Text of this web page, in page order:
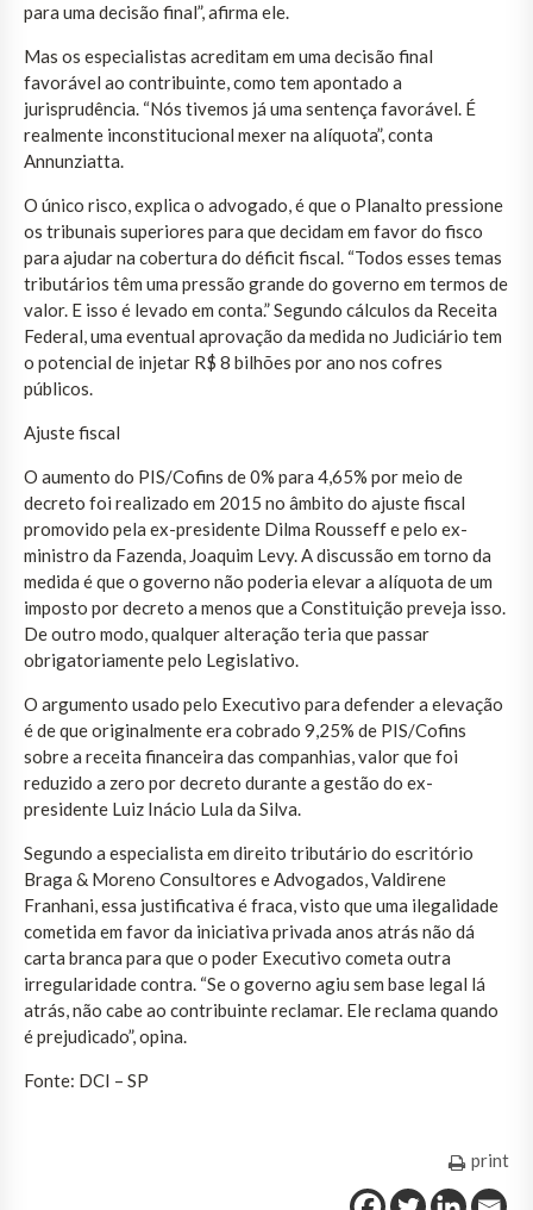
para uma decisão final”, afirma ele.
Mas os especialistas acreditam em uma decisão final
favorável ao contribuinte, como tem apontado a
jurisprudência. “Nós tivemos já uma sentença favorável. É
realmente inconstitucional mexer na alíquota”, conta
Annunziatta.
O único risco, explica o advogado, é que o Planalto pressione
os tribunais superiores para que decidam em favor do fisco
para ajudar na cobertura do déficit fiscal. “Todos esses temas
tributários têm uma pressão grande do governo em termos de
valor. E isso é levado em conta.” Segundo cálculos da Receita
Federal, uma eventual aprovação da medida no Judiciário tem
o potencial de injetar R$ 8 bilhões por ano nos cofres
públicos.
Ajuste fiscal
O aumento do PIS/Cofins de 0% para 4,65% por meio de
decreto foi realizado em 2015 no âmbito do ajuste fiscal
promovido pela ex-presidente Dilma Rousseff e pelo ex-
ministro da Fazenda, Joaquim Levy. A discussão em torno da
medida é que o governo não poderia elevar a alíquota de um
imposto por decreto a menos que a Constituição preveja isso.
De outro modo, qualquer alteração teria que passar
obrigatoriamente pelo Legislativo.
O argumento usado pelo Executivo para defender a elevação
é de que originalmente era cobrado 9,25% de PIS/Cofins
sobre a receita financeira das companhias, valor que foi
reduzido a zero por decreto durante a gestão do ex-
presidente Luiz Inácio Lula da Silva.
Segundo a especialista em direito tributário do escritório
Braga & Moreno Consultores e Advogados, Valdirene
Franhani, essa justificativa é fraca, visto que uma ilegalidade
cometida em favor da iniciativa privada anos atrás não dá
carta branca para que o poder Executivo cometa outra
irregularidade contra. “Se o governo agiu sem base legal lá
atrás, não cabe ao contribuinte reclamar. Ele reclama quando
é prejudicado”, opina.
Fonte: DCI – SP
print